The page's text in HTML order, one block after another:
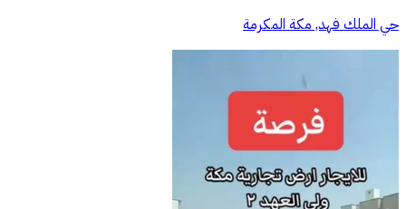
حي الملك فهد, مكة المكرمة